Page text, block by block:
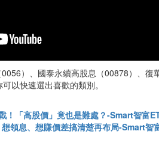
）、國泰永續高股息（00878）、
以快速選出喜歡的類別。
！「高股價」竟也是難處？-Smart智富
領息、想賺價差搞清楚再布局-Smart智